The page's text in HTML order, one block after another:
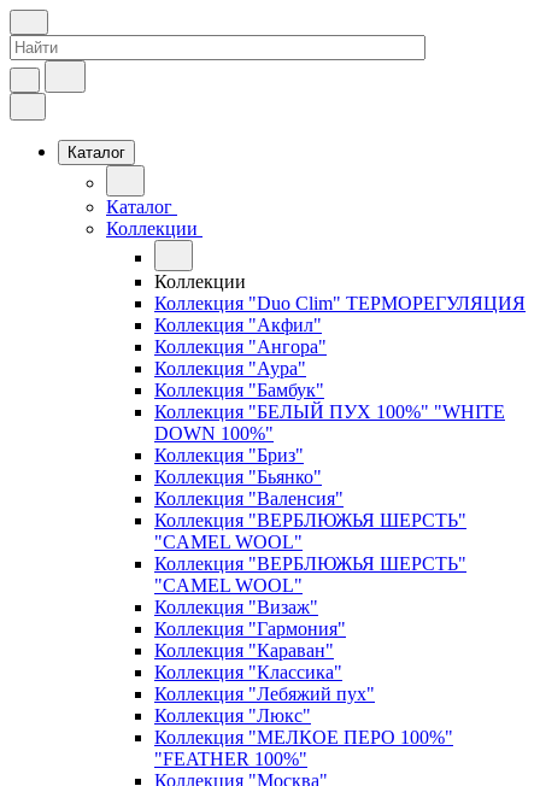
Каталог
Каталог
Коллекции
Коллекции
Коллекция "Duo Clim" ТЕРМОРЕГУЛЯЦИЯ
Коллекция "Акфил"
Коллекция "Ангора"
Коллекция "Аура"
Коллекция "Бамбук"
Коллекция "БЕЛЫЙ ПУХ 100%" "WHITE
DOWN 100%"
Коллекция "Бриз"
Коллекция "Бьянко"
Коллекция "Валенсия"
Коллекция "ВЕРБЛЮЖЬЯ ШЕРСТЬ"
"CAMEL WOOL"
Коллекция "ВЕРБЛЮЖЬЯ ШЕРСТЬ"
"CAMEL WOOL"
Коллекция "Визаж"
Коллекция "Гармония"
Коллекция "Караван"
Коллекция "Классика"
Коллекция "Лебяжий пух"
Коллекция "Люкс"
Коллекция "МЕЛКОЕ ПЕРО 100%"
"FEATHER 100%"
Коллекция "Москва"